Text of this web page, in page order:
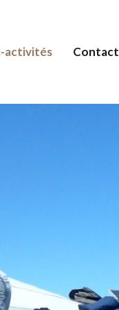
activités Contact